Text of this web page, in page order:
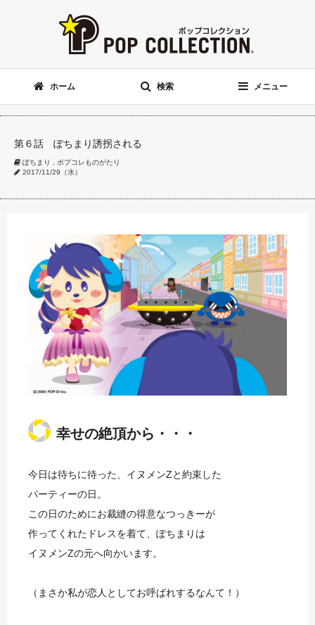
ホーム 検索 メニュー
第６話 ぽちまり誘拐される
ぽちまり
ポプコレものがたり
2017/11/29（水）
幸せの絶頂から・・・
今日は待ちに待った、イヌメンZと約束した
パーティーの日。
この日のためにお裁縫の得意なつっきーが
作ってくれたドレスを着て、ぽちまりは
イヌメンZの元へ向かいます。
（まさか私が恋人としてお呼ばれするなんて！）